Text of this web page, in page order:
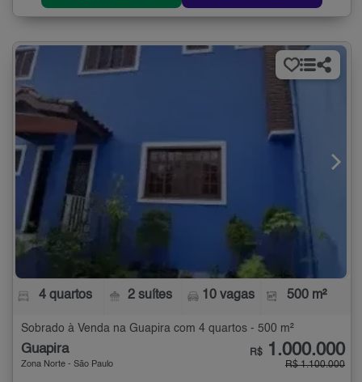
4 quartos 2 suítes 10 vagas 500 m²
Sobrado à Venda na Guapira com 4 quartos - 500 m²
Guapira
Zona Norte - São Paulo
R$ 1.000.000
R$ 1.100.000